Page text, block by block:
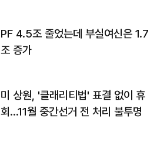
PF 4.5조 줄었는데 부실여신은 1.7
조 증가
미 상원, '클래리티법' 표결 없이 휴
회…11월 중간선거 전 처리 불투명